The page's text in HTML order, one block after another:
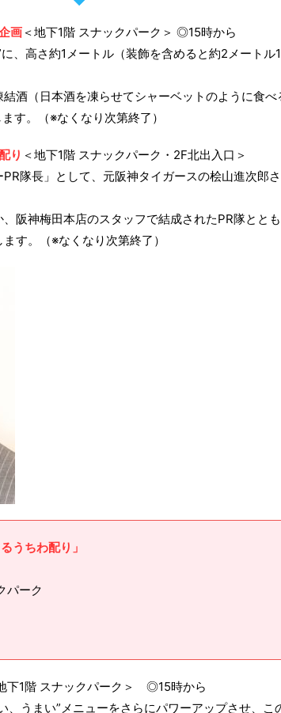
画 ＜地下1階 スナックパーク＞ ◎15時から
、高さ約1メートル（装飾を含めると約2メートル
酒（日本酒を凍らせてシャーベットのように食べ
す。（※なくなり次第終了）
り ＜地下1階 スナックパーク・2F北出入口＞
PR隊長」として、元阪神タイガースの桧山進次郎
阪神梅田本店のスタッフで結成されたPR隊とと
す。（※なくなり次第終了）
うちわ配り」
パーク
下1階 スナックパーク＞ ◎15時から
、うまい”メニューをさらにパワーアップさせ、こ